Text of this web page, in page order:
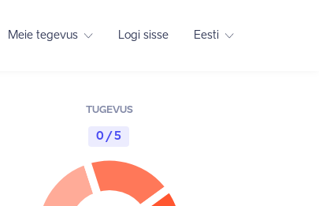
Meie tegevus Logi sisse Eesti
TUGEVUS
0 / 5